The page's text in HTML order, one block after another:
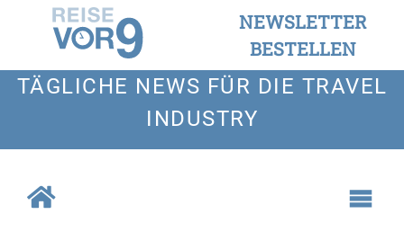
NEWSLETTER
BESTELLEN
TÄGLICHE NEWS FÜR DIE TRAVEL
INDUSTRY